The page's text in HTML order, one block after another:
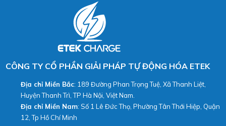
CÔNG TY CỔ PHẦN GIẢI PHÁP TỰ ĐỘNG HÓA ETEK
Địa chỉ Miền Bắc: 189 Đường Phan Trọng Tuệ, Xã Thanh Liệt,
Huyện Thanh Trì, TP Hà Nội, Việt Nam.
Địa chỉ Miền Nam: Số 1 Lê Đức Thọ, Phường Tân Thới Hiệp, Quận
12, Tp Hồ Chí Minh